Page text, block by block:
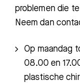
problemen die
Neem dan
Op maandag
08.00 en
plastische